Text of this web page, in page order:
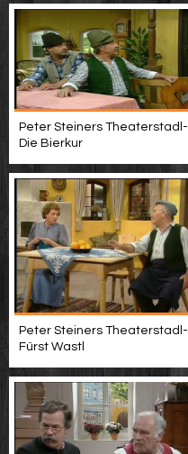
Peter Steiners Theaterstadl-
Die Bierkur
Peter Steiners Theaterstadl-
Fürst Wastl